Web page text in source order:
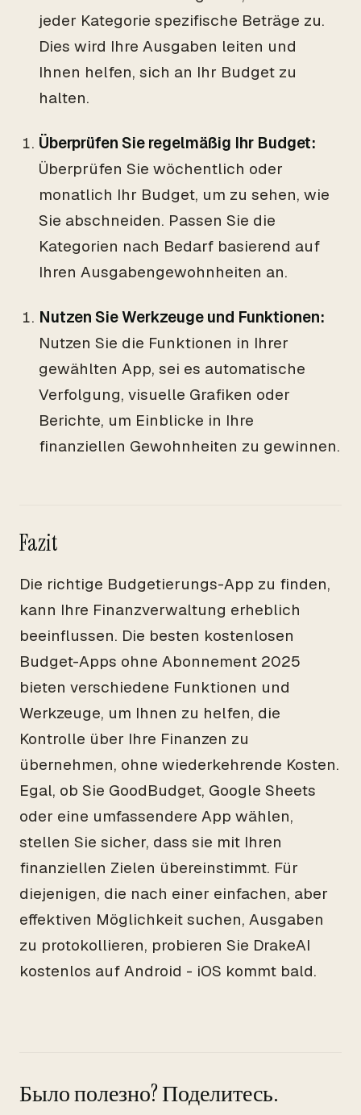
jeder Kategorie spezifische Beträge zu.
Dies wird Ihre Ausgaben leiten und
Ihnen helfen, sich an Ihr Budget zu
halten.
Überprüfen Sie regelmäßig Ihr Budget:
Überprüfen Sie wöchentlich oder
monatlich Ihr Budget, um zu sehen, wie
Sie abschneiden. Passen Sie die
Kategorien nach Bedarf basierend auf
Ihren Ausgabengewohnheiten an.
Nutzen Sie Werkzeuge und Funktionen:
Nutzen Sie die Funktionen in Ihrer
gewählten App, sei es automatische
Verfolgung, visuelle Grafiken oder
Berichte, um Einblicke in Ihre
finanziellen Gewohnheiten zu gewinnen.
Fazit
Die richtige Budgetierungs-App zu finden,
kann Ihre Finanzverwaltung erheblich
beeinflussen. Die besten kostenlosen
Budget-Apps ohne Abonnement 2025
bieten verschiedene Funktionen und
Werkzeuge, um Ihnen zu helfen, die
Kontrolle über Ihre Finanzen zu
übernehmen, ohne wiederkehrende Kosten.
Egal, ob Sie GoodBudget, Google Sheets
oder eine umfassendere App wählen,
stellen Sie sicher, dass sie mit Ihren
finanziellen Zielen übereinstimmt. Für
diejenigen, die nach einer einfachen, aber
effektiven Möglichkeit suchen, Ausgaben
zu protokollieren, probieren Sie DrakeAI
kostenlos auf Android - iOS kommt bald.
Было полезно? Поделитесь.